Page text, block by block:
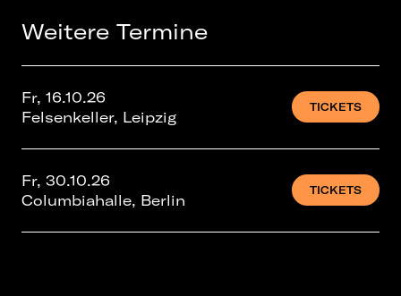
Weitere Termine
Fr, 16.10.26
Felsenkeller, Leipzig
TICKETS
Fr, 30.10.26
Columbiahalle, Berlin
TICKETS